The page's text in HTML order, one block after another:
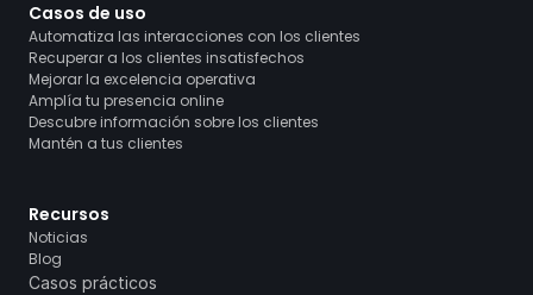
Casos de uso
Automatiza las interacciones con los clientes
Recuperar a los clientes insatisfechos
Mejorar la excelencia operativa
Amplía tu presencia online
Descubre información sobre los clientes
Mantén a tus clientes
Recursos
Noticias
Blog
Casos prácticos